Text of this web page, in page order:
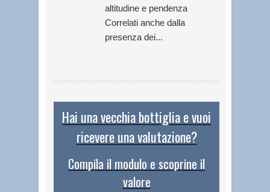
altitudine e pendenza
Correlati anche dalla
presenza dei...
Hai una vecchia bottiglia e vuoi
ricevere una valutazione?
Compila il modulo e scoprine il
valore